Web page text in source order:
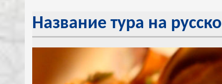
Название тура на